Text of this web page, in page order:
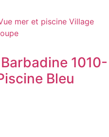
1010-
Bleu